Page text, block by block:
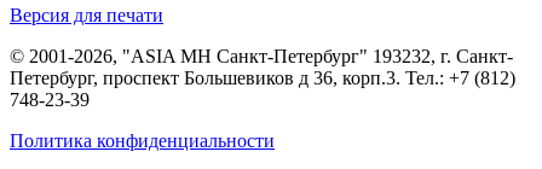
Версия для печати
© 2001-2026, "ASIA MH Санкт-Петербург" 193232, г. Санкт-
Петербург, проспект Большевиков д 36, корп.3. Тел.: +7 (812)
748-23-39
Политика конфиденциальности